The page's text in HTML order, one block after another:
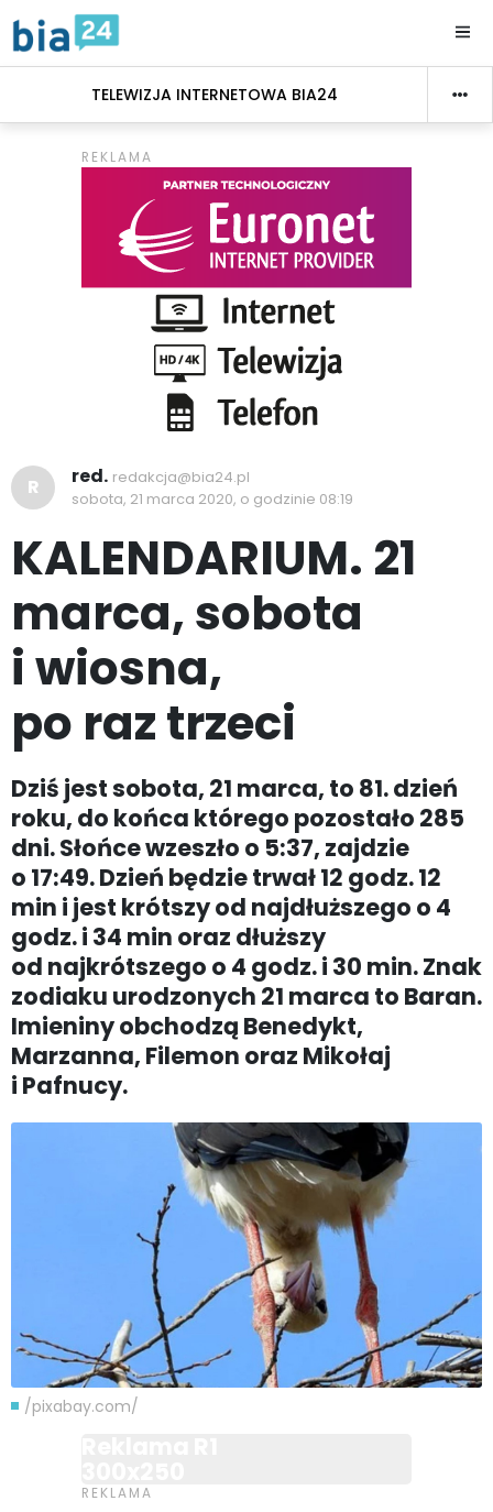
TELEWIZJA INTERNETOWA BIA24
R red. redakcja@bia24.pl
sobota, 21 marca 2020, o godzinie 08:19
KALENDARIUM. 21
marca, sobota
i wiosna,
po raz trzeci
Dziś jest sobota, 21 marca, to 81. dzień
roku, do końca którego pozostało 285
dni. Słońce wzeszło o 5:37, zajdzie
o 17:49. Dzień będzie trwał 12 godz. 12
min i jest krótszy od najdłuższego o 4
godz. i 34 min oraz dłuższy
od najkrótszego o 4 godz. i 30 min. Znak
zodiaku urodzonych 21 marca to Baran.
Imieniny obchodzą Benedykt,
Marzanna, Filemon oraz Mikołaj
i Pafnucy.
/pixabay.com/